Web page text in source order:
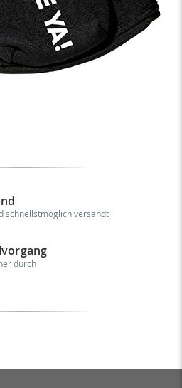
schnellstmöglich versandt
durch